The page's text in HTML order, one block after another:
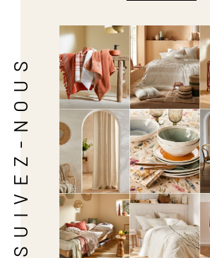
SUIVEZ-NOUS